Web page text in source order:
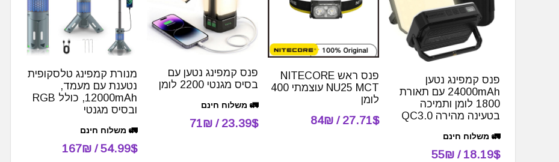
פנס קמפינג נטען
24000mAh עם תאורת
1800 לומן ותמיכה
בטעינה מהירה QC3.0
🚛 משלוח חינם
18.19$ / 55₪
פנס ראש NITECORE
NU25 MCT עוצמתי 400
לומן
27.71$ / 84₪
פנס קמפינג נטען עם
בסיס מגנטי 2200 לומן
🚛 משלוח חינם
23.39$ / 71₪
מנורת קמפינג טלסקופית
נטענת עם מעמד,
12000mAh, כולל RGB
ובסיס מגנטי
🚛 משלוח חינם
54.99$ / 167₪